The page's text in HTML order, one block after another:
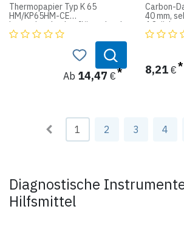
Thermopapier Typ K 65
HM/KP65HM-CE
besonders hochauflösend und
kontrastreich, mehr
Graustufen, für Printer Typ: 60
E, 61 E, 65 E, 66 E, 68 E, 67 E,
Breite: 110 mmAb 14,47 €
Carbon-
40 mm,
4 Stück
8,21€
1 2 3 4
Diagnostische
Hilfsmittel